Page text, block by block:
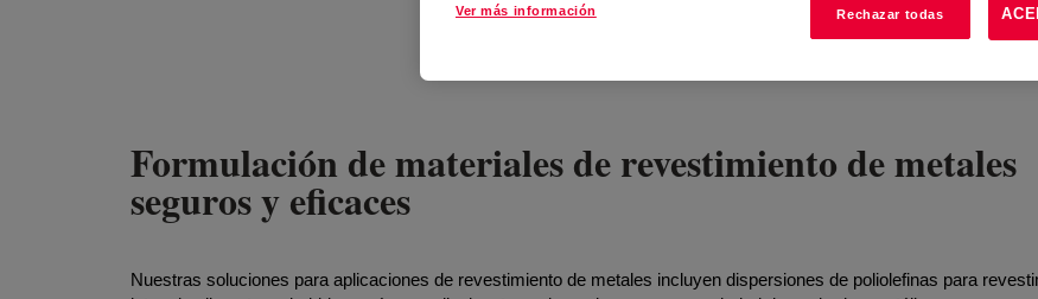
Formulación de materiales de revestimiento de metales
seguros y eficaces
Nuestras soluciones para aplicaciones de revestimiento de metales incluyen dispersiones de poliolefinas para
Ver más información Rechazar todas